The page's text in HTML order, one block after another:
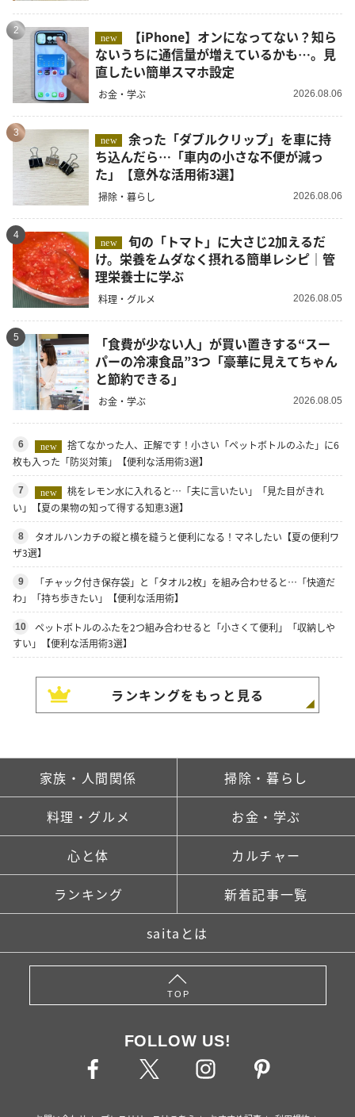
2
new
ないうちに通信量が増えているかも…。見
直したい簡単スマホ設定
お金・学ぶ 2026.08.06
3
new
余った「ダブルクリップ」を車に持
ち込んだら…「車内の小さな不便が減っ
た」【意外な活用術3選】
掃除・暮らし 2026.08.06
4
new
旬の「トマト」に大さじ2加えるだ
け。栄養をムダなく摂れる簡単レシピ｜管
理栄養士に学ぶ
料理・グルメ 2026.08.05
5
「食費が少ない人」が買い置きする“スー
パーの冷凍食品”3つ「豪華に見えてちゃん
と節約できる」
お金・学ぶ 2026.08.05
6 new
捨てなかった人、正解です！小さい「ペットボトルのふた」に6
枚も入った「防災対策」【便利な活用術3選】
7 new
桃をレモン水に入れると…「夫に言いたい」「見た目がきれ
い」【夏の果物の知って得する知恵3選】
8
タオルハンカチの縦と横を縫うと便利になる！マネしたい【夏の便利ワ
ザ3選】
9
「チャック付き保存袋」と「タオル2枚」を組み合わせると…「快適だ
わ」「持ち歩きたい」【便利な活用術】
10
ペットボトルのふたを2つ組み合わせると「小さくて便利」「収納しや
すい」【便利な活用術3選】
ランキングをもっと見る
家族・人間関係 掃除・暮らし
料理・グルメ お金・学ぶ
心と体 カルチャー
ランキング 新着記事一覧
saitaとは
TOP
FOLLOW US!